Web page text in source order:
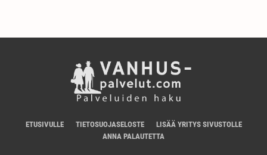
ETUSIVULLE TIETOSUOJASELOSTE
LISÄÄ YRITYS SIVUSTOLLE
ANNA PALAUTETTA